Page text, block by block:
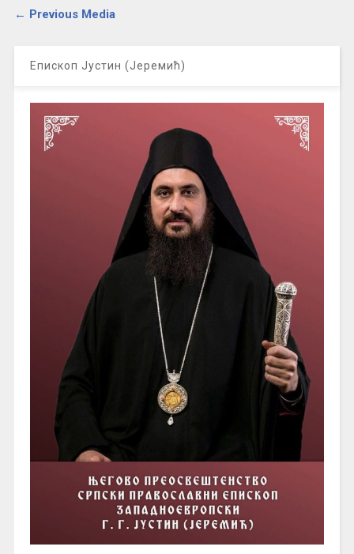
← Previous Media
Епископ Јустин (Јеремић)